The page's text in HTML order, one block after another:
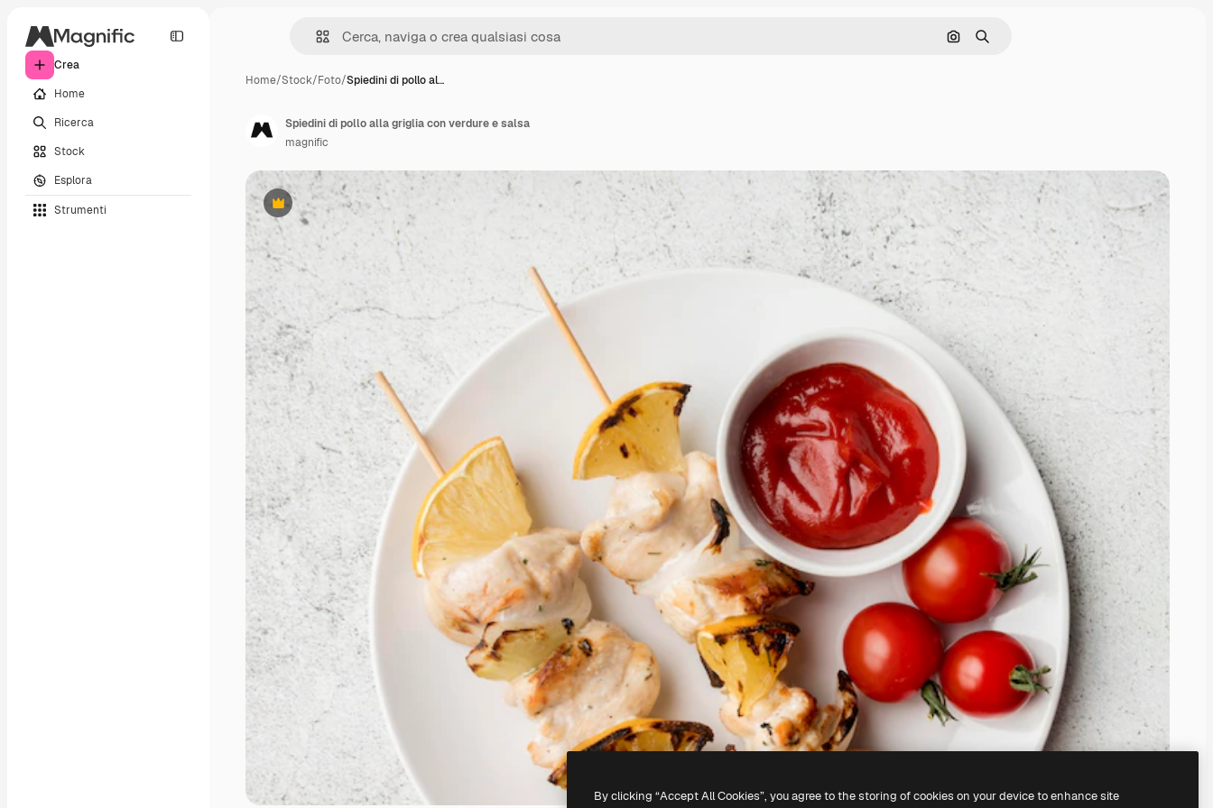
Crea
Home
Ricerca
Stock
Esplora
Strumenti
Cerca per immagine
Ricerca
Home/Stock/Foto/Spiedini di pollo al…
Premium
Spiedini di pollo alla griglia con verdure e salsa
magnific
By clicking “Accept All Cookies”, you agree to the storing of cookies on your device to enhance site